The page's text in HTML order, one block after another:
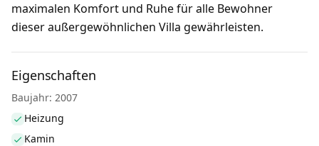
maximalen Komfort und Ruhe für alle Bewohner
dieser außergewöhnlichen Villa gewährleisten.
Eigenschaften
Baujahr: 2007
Heizung
Kamin